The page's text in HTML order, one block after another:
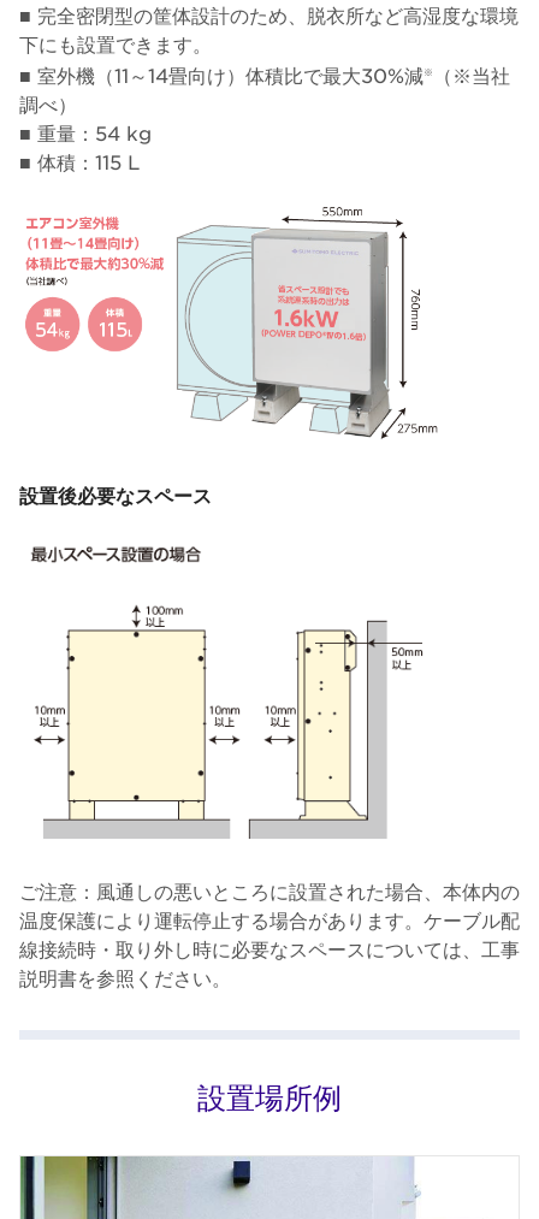
■ 完全密閉型の筐体設計のため、脱衣所など高湿度な環境
下にも設置できます。
■ 室外機（11～14畳向け）体積比で最大30%減※
（※当社
調べ）
■ 重量：54 kg
■ 体積：115 L
設置後必要なスペース
ご注意：風通しの悪いところに設置された場合、本体内の
温度保護により運転停止する場合があります。ケーブル配
線接続時・取り外し時に必要なスペースについては、工事
説明書を参照ください。
設置場所例